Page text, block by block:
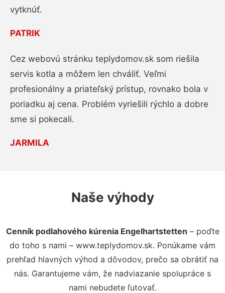
vytknúť.
PATRIK
Cez webovú stránku teplydomov.sk som riešila
servis kotla a môžem len chváliť. Veľmi
profesionálny a priateľský prístup, rovnako bola v
poriadku aj cena. Problém vyriešili rýchlo a dobre
sme si pokecali.
JARMILA
Naše výhody
Cenník podlahového kúrenia Engelhartstetten – poďte
do toho s nami – www.teplydomov.sk. Ponúkame vám
prehľad hlavných výhod a dôvodov, prečo sa obrátiť na
nás. Garantujeme vám, že nadviazanie spolupráce s
nami nebudete ľutovať.